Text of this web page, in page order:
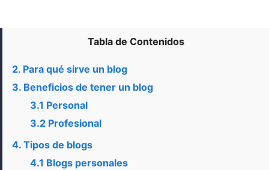
Tabla de Contenidos
2. Para qué sirve un blog
3. Beneficios de tener un blog
3.1 Personal
3.2 Profesional
4. Tipos de blogs
4.1 Blogs personales